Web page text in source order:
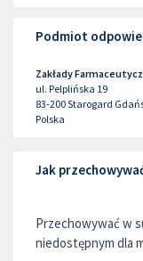
Podmiot
Zakłady
ul. Pelplińska 19
83-200Starogard
Polska
Jak
Przechowywać w
niedostępnym dla